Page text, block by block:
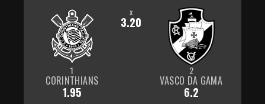
1
CORINTHIANS
1.95
x
3.20
2
VASCO DA GAMA
6.2